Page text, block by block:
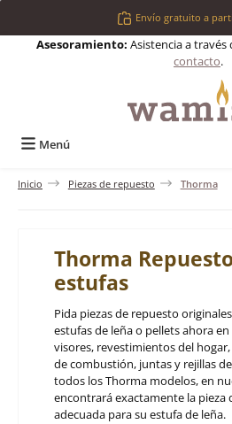
Saltar al contenido principalEnvío gratuito a
Asesoramiento: Asistencia a través
contacto.
Menú
Inicio Piezas de repuesto Thorma
Thorma
estufas
Pida piezas de repuesto
estufas de leña o pellets ahora
visores, revestimientos del
de combustión, juntas y rejillas de
todos los Thorma modelos, en
encontrará exactamente la pieza
adecuada para su estufa de leña.